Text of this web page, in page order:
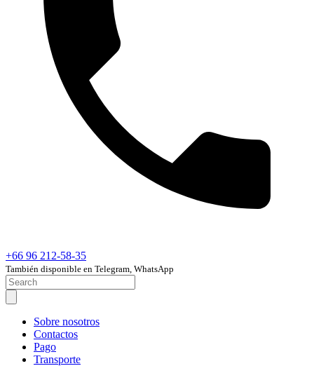
+66 96 212-58-35
También disponible en Telegram, WhatsApp
Sobre nosotros
Contactos
Pago
Transporte